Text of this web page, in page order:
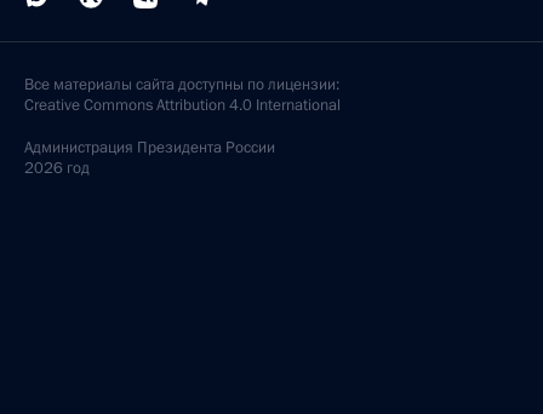
Все материалы сайта доступны по лицензии:
Creative Commons Attribution 4.0 International
Администрация Президента России
2026 год